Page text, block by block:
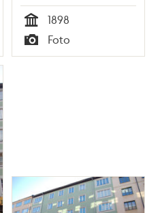
Tid
1898
Typ
Foto